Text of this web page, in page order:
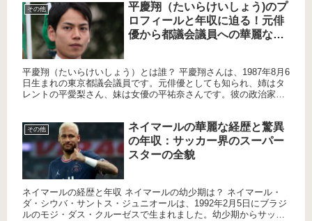
その他
平慶翔（たいらけいしょう)のプ
ロフィールと年収に迫る！元俳
優から都議会議員への華麗なる
平慶翔（たいらけいしょう）とは誰？ 平慶翔さんは、1987年8月6
日生まれの東京都議会議員です。元俳優としても知られ、姉はタ
レントの平愛梨さん、妹は女優の平祐奈さんです。彼の政治家と
その他
ネイマールの華麗な経歴と驚異
の年収：サッカー界のスーパー
スターの全貌
ネイマールの経歴と年収 ネイマールの幼少期は？ ネイマール・
ダ・シウバ・サントス・ジュニオールは、1992年2月5日にブラジ
ルのモジ・ダス・クルーゼスで生まれました。幼少期からサッカ